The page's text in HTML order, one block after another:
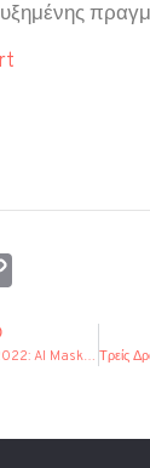
Adobe Lightroom 2022: AI Masking & content-ware healing